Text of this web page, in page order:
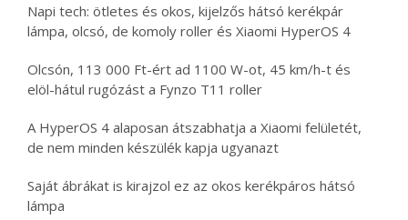
Napi tech: ötletes és okos, kijelzős hátsó kerékpár
lámpa, olcsó, de komoly roller és Xiaomi HyperOS 4
Olcsón, 113 000 Ft-ért ad 1100 W-ot, 45 km/h-t és
elöl-hátul rugózást a Fynzo T11 roller
A HyperOS 4 alaposan átszabhatja a Xiaomi felületét,
de nem minden készülék kapja ugyanazt
Saját ábrákat is kirajzol ez az okos kerékpáros hátsó
lámpa